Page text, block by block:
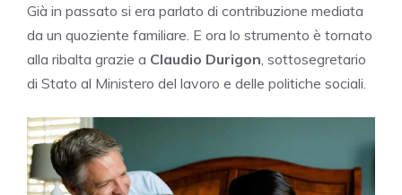
Già in passato si era parlato di contribuzione mediata
da un quoziente familiare. E ora lo strumento è tornato
alla ribalta grazie a Claudio Durigon , sottosegretario
di Stato al Ministero del lavoro e delle politiche sociali.